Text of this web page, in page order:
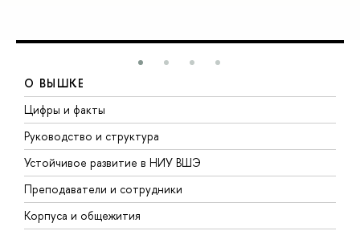
О ВЫШКЕ
Цифры и факты
Руководство и структура
Устойчивое развитие в НИУ ВШЭ
Преподаватели и сотрудники
Корпуса и общежития